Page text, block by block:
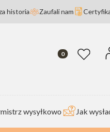
historia Zaufali nam
Produkty w
Ulubione
wysyłkowo Jak